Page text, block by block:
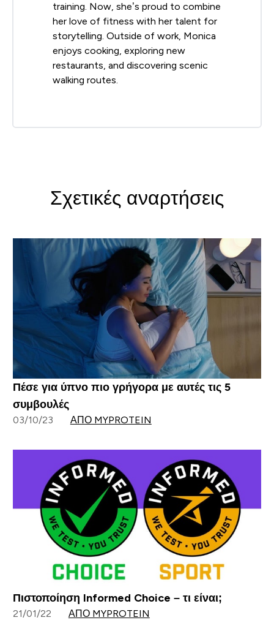
training. Now, she’s proud to combine
her love of fitness with her talent for
storytelling. Outside of work, Monica
enjoys cooking, exploring new
restaurants, and discovering scenic
walking routes.
Σχετικές αναρτήσεις
Πέσε για ύπνο πιο γρήγορα με αυτές τις 5
συμβουλές
03/10/23 ΑΠΌ MYPROTEIN
Πιστοποίηση Informed Choice – τι είναι;
21/01/22 ΑΠΌ MYPROTEIN